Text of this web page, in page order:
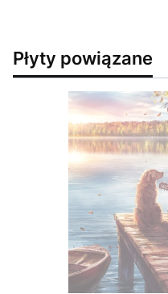
Płyty powiązane